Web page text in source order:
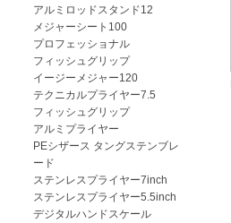
アルミロッドスタンド12
メジャーシート100
プロフェッショナル
フィッシュグリップ
イージーメジャー120
テクニカルプライヤー7.5
フィッシュグリップ
アルミプライヤー
PEシザース タングステンブレ
ード
ステンレスプライヤー7inch
ステンレスプライヤー5.5inch
デジタルハンドスケール